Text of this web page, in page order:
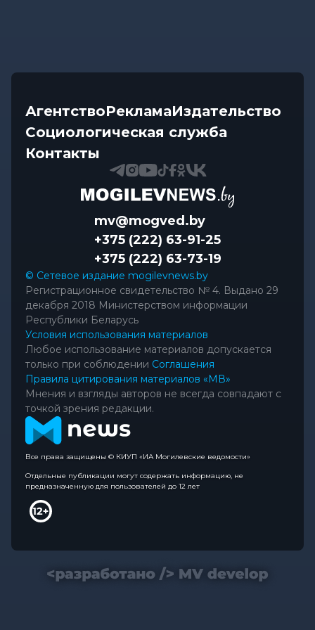
АгентствоРекламаИздательство
Социологическая служба
Контакты
mv@mogved.by
+375 (222) 63-91-25
+375 (222) 63-73-19
© Сетевое издание mogilevnews.by
Регистрационное свидетельство № 4. Выдано 29
декабря 2018 Министерством информации
Республики Беларусь
Условия использования материалов
Любое использование материалов допускается
только при соблюдении Соглашения
Правила цитирования материалов «МВ»
Мнения и взгляды авторов не всегда совпадают с
точкой зрения редакции.
Все права защищены © КИУП «ИА Могилевские ведомости»
Отдельные публикации могут содержать информацию, не
предназначенную для пользователей до 12 лет